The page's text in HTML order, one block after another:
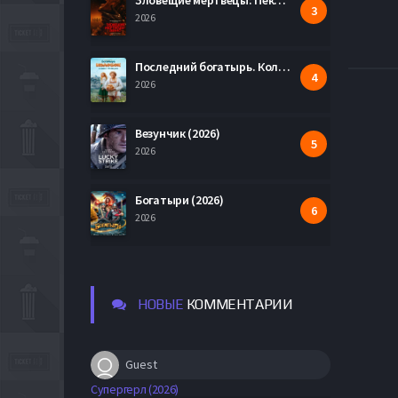
2026
Последний богатырь. Колобок (2026)
2026
Везунчик (2026)
2026
Богатыри (2026)
2026
НОВЫЕ КОММЕНТАРИИ
Guest
Супергерл (2026)